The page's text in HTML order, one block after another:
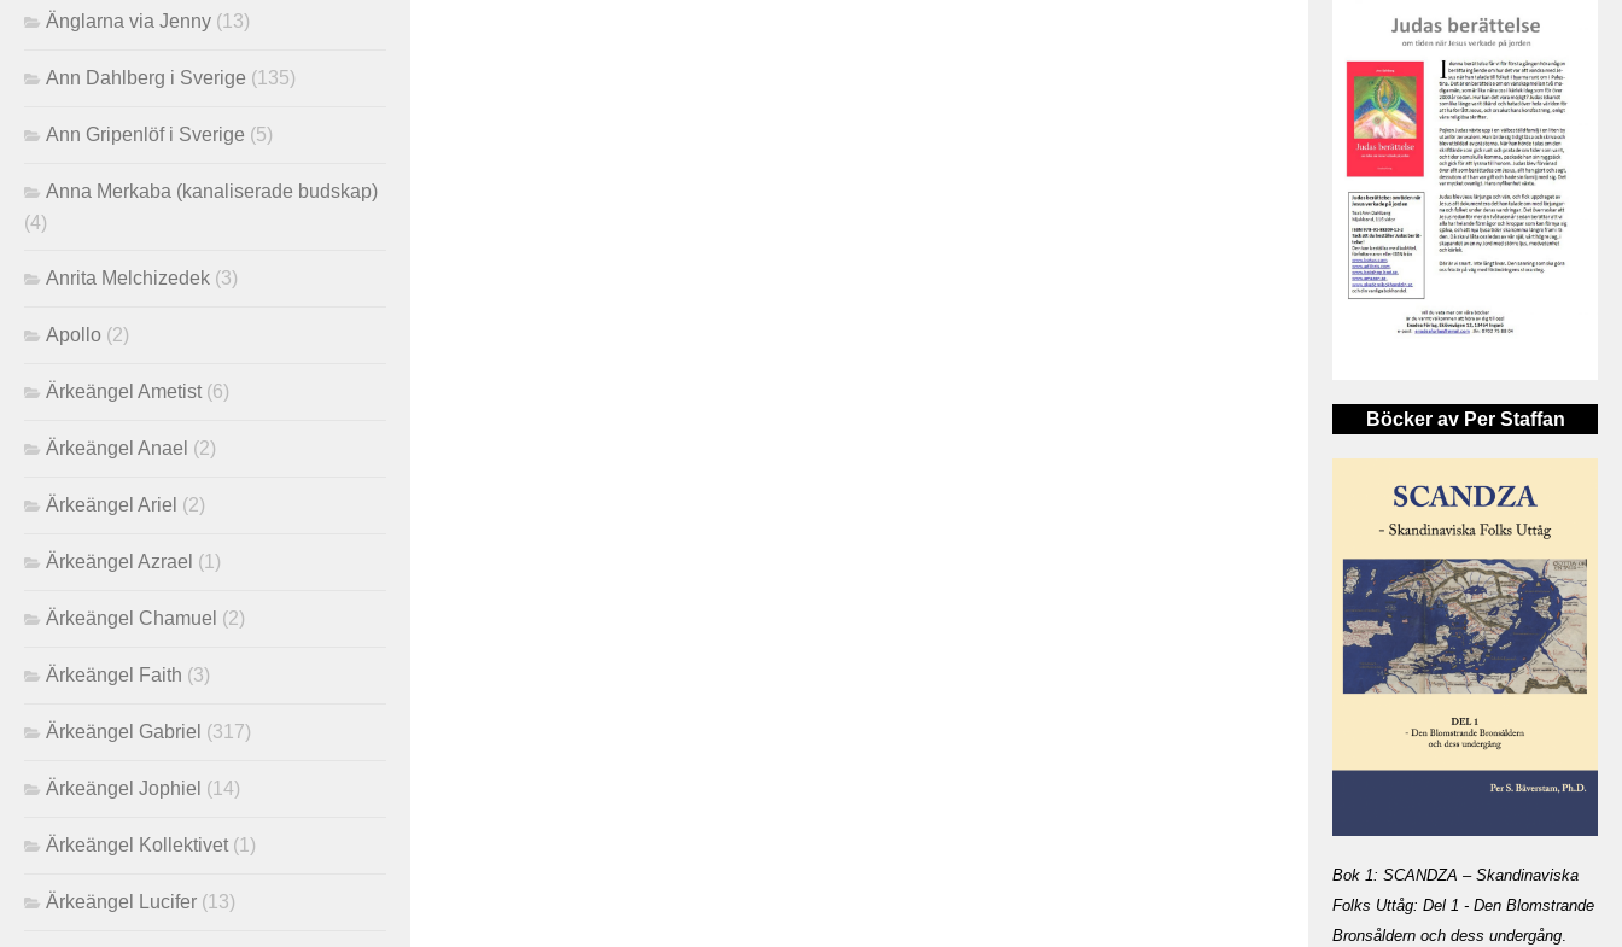
Änglarna via Jenny (13)
Ann Dahlberg i Sverige (135)
Ann Gripenlöf i Sverige (5)
Anna Merkaba (kanaliserade budskap)
(4)
Anrita Melchizedek (3)
Apollo (2)
Ärkeängel Ametist (6)
Ärkeängel Anael (2)
Ärkeängel Ariel (2)
Ärkeängel Azrael (1)
Ärkeängel Chamuel (2)
Ärkeängel Faith (3)
Ärkeängel Gabriel (317)
Ärkeängel Jophiel (14)
Ärkeängel Kollektivet (1)
Ärkeängel Lucifer (13)
Böcker av Per Staffan
Bok 1: SCANDZA – Skandinaviska
Folks Uttåg: Del 1 - Den Blomstrande
Bronsåldern och dess undergång.